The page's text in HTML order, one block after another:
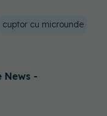
cuptor cu microunde
News -